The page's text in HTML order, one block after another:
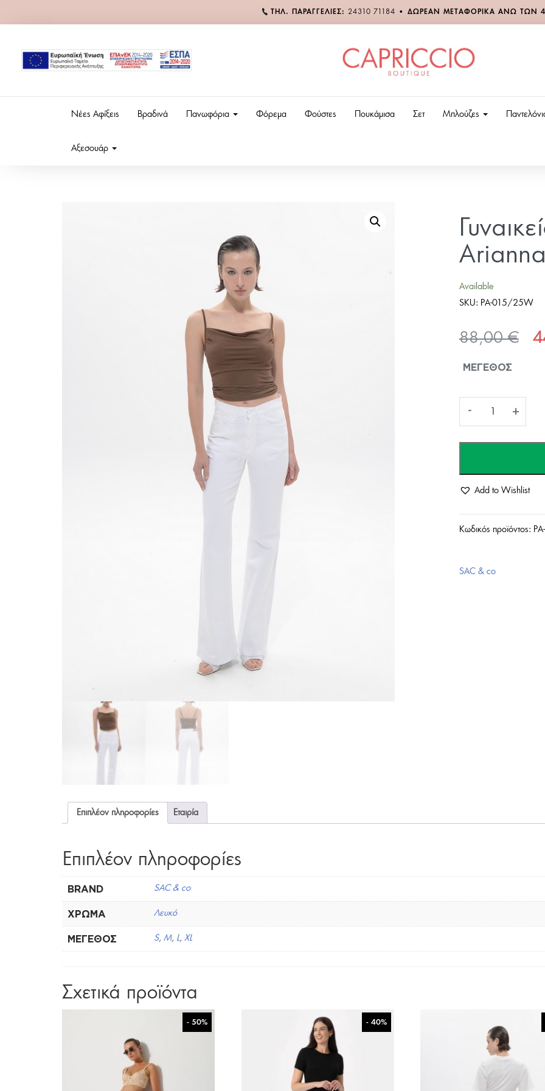
ΤΗΛ. ΠΑΡΑΓΓΕΛΙΕΣ: 24310 71184 • ΔΩΡΕΑΝ ΜΕΤΑΦΟΡΙΚΑ ΑΝΩ ΤΩΝ
Νέες Αφίξεις Βραδινά Πανωφόρια Φόρεμα Φούστες Πουκάμισα Σετ Μπλούζες
Αξεσουάρ
Available
SKU: PA-015/25W
88,00€
ΜΈΓΕΘΟΣ
- Γυναικείο
Arianna
Elastic-
+
Add to Wishlist
Κωδικός προϊόντος:
SAC & co
Επιπλέον πληροφορίες Εταιρία
Επιπλέον πληροφορίες
BRAND SAC & co
ΧΡΏΜΑ Λευκό
ΜΈΓΕΘΟΣ S, M, L, XL
Σχετικά προϊόντα
- 50% - 40%